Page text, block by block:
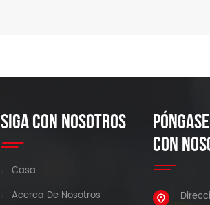
SIGA CON NOSOTROS
Casa
Acerca De Nosotros
CON